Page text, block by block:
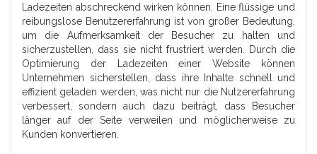
Ladezeiten abschreckend wirken können. Eine flüssige und
reibungslose Benutzererfahrung ist von großer Bedeutung,
um die Aufmerksamkeit der Besucher zu halten und
sicherzustellen, dass sie nicht frustriert werden. Durch die
Optimierung der Ladezeiten einer Website können
Unternehmen sicherstellen, dass ihre Inhalte schnell und
effizient geladen werden, was nicht nur die Nutzererfahrung
verbessert, sondern auch dazu beiträgt, dass Besucher
länger auf der Seite verweilen und möglicherweise zu
Kunden konvertieren.